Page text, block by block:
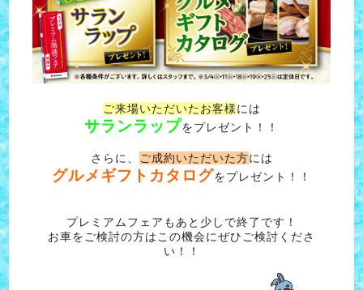
ご来場いただいたお客様には
サランラップをプレゼント！！
さらに、 ご成約いただいた方には
グルメギフトカタログをプレゼント！！
プレミアムフェアもあと少しで終了です！
お車をご検討の方はこの機会にぜひご検討くださ
い！！